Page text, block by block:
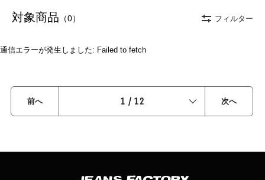
対象商品 （0） フィルター
通信エラーが発生しました: Failed to fetch
前へ 1 / 12 次へ